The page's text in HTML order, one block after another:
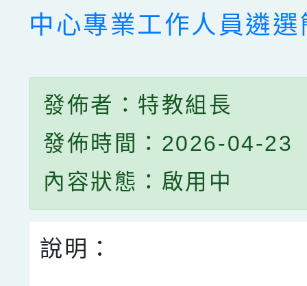
中心專業工作人員遴選
發佈者：特教組長
發佈時間：2026-04-23
內容狀態：啟用中
說明：